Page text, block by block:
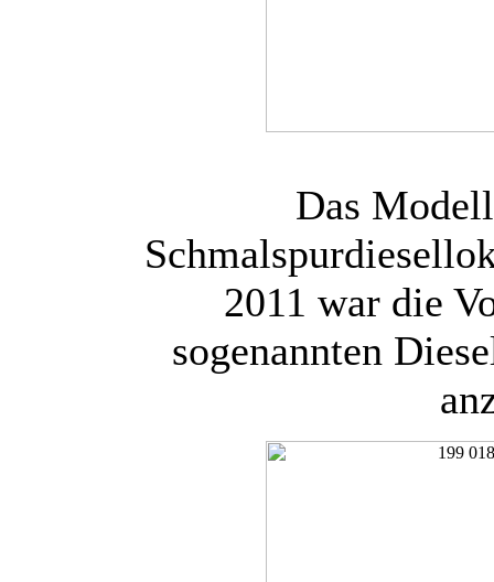
Das
2011 war die
sogenannten